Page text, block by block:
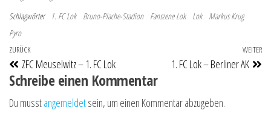
Schlagwörter
1. FC Lok Bruno-Plache-Stadion Fanszene Lok Lok
Markus Krug
Pyro
Beitragsnavigation
Vorheriger Beitrag
ZURÜCK
ZFC Meuselwitz – 1. FC Lok
WEITER
1. FC Lok – Berliner AK
Schreibe einen Kommentar
Du musstangemeldetsein, um einen Kommentar abzugeben.